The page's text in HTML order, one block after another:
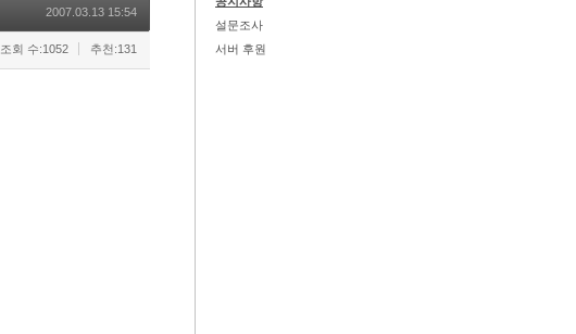
2007.03.13 15:54
조회 수:1052 추천:131
설문조사
서버 후원